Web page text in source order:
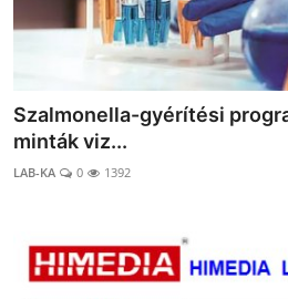
Szalmonella-gyérítési
minták viz...
LAB-KA 0 1392